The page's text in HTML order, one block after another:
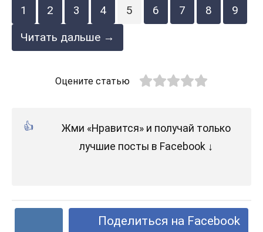
1 2 3 4 5 6 7 8
9
Читать дальше →
Оцените статью
Жми «Нравится» и получай только
лучшие посты в Facebook ↓
Поделиться на Facebook